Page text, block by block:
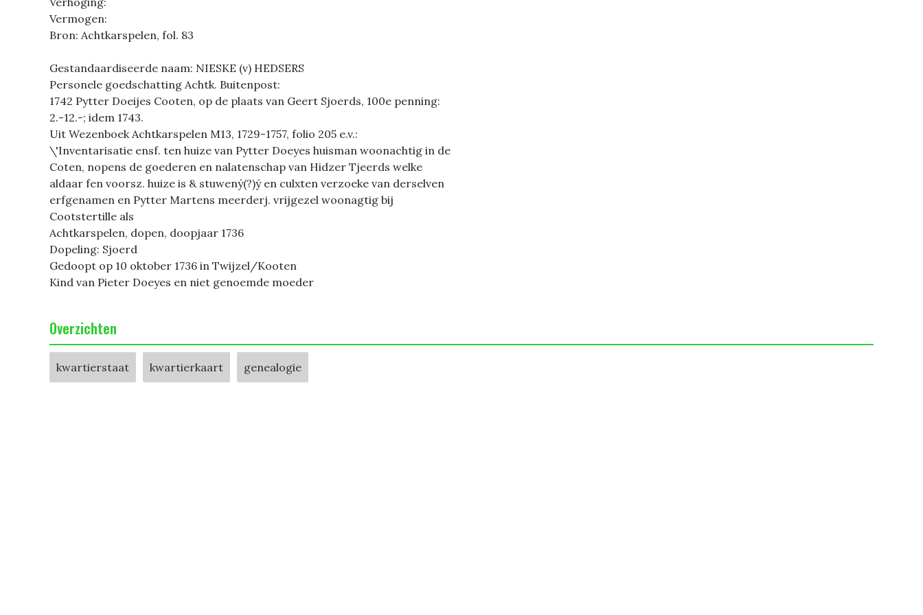
Vermogen:
Bron: Achtkarspelen, fol. 83
Gestandaardiseerde naam: NIESKE (v) HEDSERS
Personele goedschatting Achtk. Buitenpost:
1742 Pytter Doeijes Cooten, op de plaats van Geert Sjoerds, 100e penning:
2.-12.-; idem 1743.
Uit Wezenboek Achtkarspelen M13, 1729-1757, folio 205 e.v.:
\'Inventarisatie ensf. ten huize van Pytter Doeyes huisman woonachtig in de
Coten, nopens de goederen en nalatenschap van Hidzer Tjeerds welke
aldaar fen voorsz. huize is & stuwený(?)ý en culxten verzoeke van derselven
erfgenamen en Pytter Martens meerderj. vrijgezel woonagtig bij
Cootstertille als
Achtkarspelen, dopen, doopjaar 1736
Dopeling: Sjoerd
Gedoopt op 10 oktober 1736 in Twijzel/Kooten
Kind van Pieter Doeyes en niet genoemde moeder
Overzichten
kwartierstaat kwartierkaart genealogie